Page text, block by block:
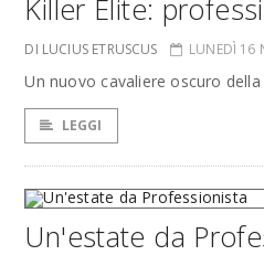
Killer Elite:
DI LUCIUS ETRUSCUS LUNEDÌ 16
Un nuovo cavaliere oscuro
LEGGI
Un'estate da